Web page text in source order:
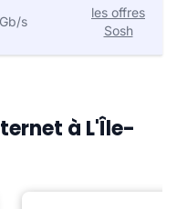
s
les offres
Sosh
à L'Île-